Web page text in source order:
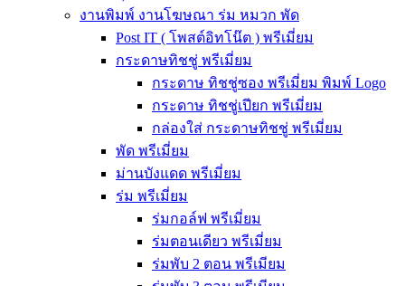
งานพิมพ์ งานโฆษณา ร่ม หมวก พัด
Post IT ( โพสต์อิทโน๊ต ) พรีเมี่ยม
กระดาษทิชชู่ พรีเมี่ยม
กระดาษ ทิชชู่ซอง พรีเมี่ยม พิมพ์ Logo
กระดาษ ทิชชู่เปียก พรีเมี่ยม
กล่องใส่ กระดาษทิชชู่ พรีเมี่ยม
พัด พรีเมี่ยม
ม่านบังแดด พรีเมี่ยม
ร่ม พรีเมี่ยม
ร่มกอล์ฟ พรีเมี่ยม
ร่มตอนเดียว พรีเมี่ยม
ร่มพับ 2 ตอน พรีเมียม